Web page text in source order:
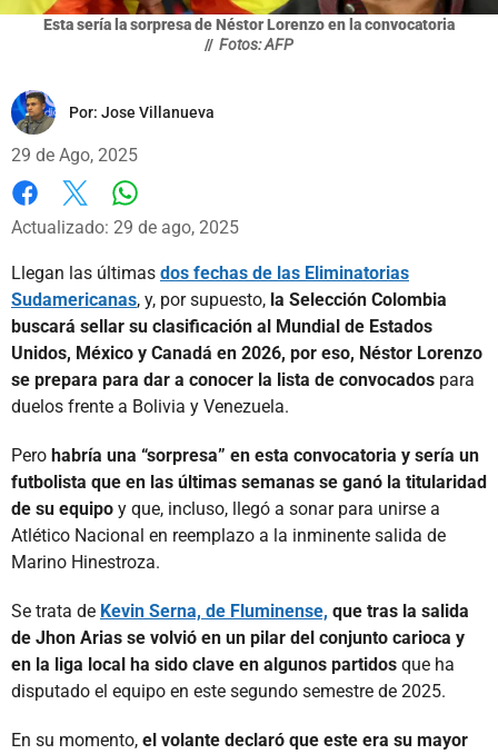
Esta sería la sorpresa de Néstor Lorenzo en la convocatoria
// Fotos: AFP
Por: Jose Villanueva
29 de Ago, 2025
Facebook
X
Actualizado: 29 de ago, 2025
Llegan las últimas dos fechas de las Eliminatorias
Sudamericanas, y, por supuesto, la Selección Colombia
buscará sellar su clasificación al Mundial de Estados
Unidos, México y Canadá en 2026, por eso, Néstor Lorenzo
se prepara para dar a conocer la lista de convocados para
duelos frente a Bolivia y Venezuela.
Pero habría una “sorpresa” en esta convocatoria y sería un
futbolista que en las últimas semanas se ganó la titularidad
de su equipo y que, incluso, llegó a sonar para unirse a
Atlético Nacional en reemplazo a la inminente salida de
Marino Hinestroza.
Se trata de Kevin Serna, de Fluminense, que tras la salida
de Jhon Arias se volvió en un pilar del conjunto carioca y
en la liga local ha sido clave en algunos partidos que ha
disputado el equipo en este segundo semestre de 2025.
En su momento, el volante declaró que este era su mayor